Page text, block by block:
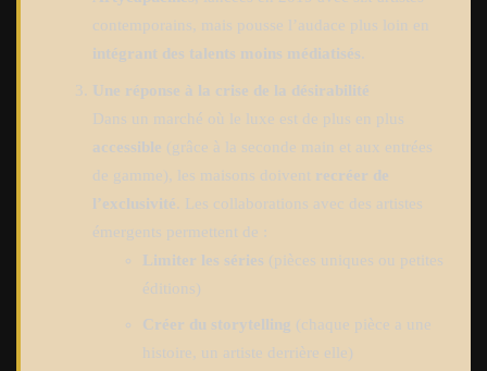
contemporains, mais pousse l’audace plus loin en
intégrant des talents moins médiatisés
Une réponse à la crise de la désirabilité
Dans un marché où le luxe est de plus en plus
accessible (grâce à la seconde main et aux entrées
de gamme), les maisons doivent recréer de
l’exclusivité . Les collaborations avec des artistes
émergents permettent de :
Limiter les séries (pièces uniques ou petites
éditions)
Créer du storytelling (chaque pièce a une
histoire, un artiste derrière elle)